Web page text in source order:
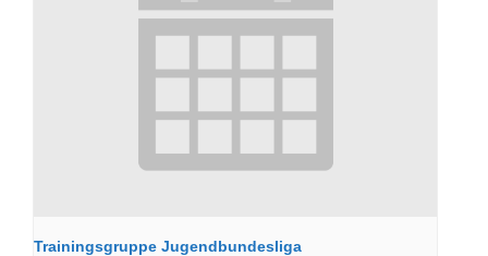
Trainingsgruppe Jugendbundesliga